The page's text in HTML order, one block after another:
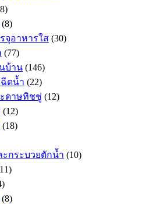
(8)
จุอาหารใส (30)
(77)
บ้าน (146)
ดน้ำ (22)
ดาษทิชชู่ (12)
(12)
(18)
กระบวยตักน้ำ (10)
(8)